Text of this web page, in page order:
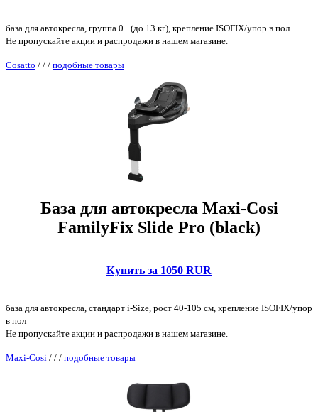
база для автокресла, группа 0+ (до 13 кг), крепление ISOFIX/упор в пол
Не пропускайте акции и распродажи в нашем магазине.
Cosatto / / / подобные товары
База для автокресла Maxi-Cosi
FamilyFix Slide Pro (black)
Купить за 1050 RUR
база для автокресла, стандарт i-Size, рост 40-105 см, крепление ISOFIX/упор
в пол
Не пропускайте акции и распродажи в нашем магазине.
Maxi-Cosi / / / подобные товары